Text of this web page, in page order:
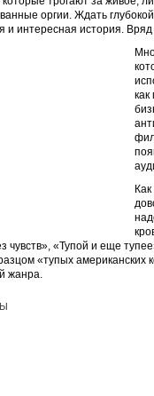
оргии. Ждать
и интересная история.
чувств», «Тупой и еще
«тупых американских
жанра.